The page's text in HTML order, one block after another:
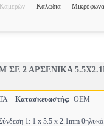
Καλώδια Μικρόφωνα
ΣΕ 2 ΑΡΣΕΝΙΚΑ
Κατασκευαστής: OEM
1: 1 x 5.5 x 2.1mm